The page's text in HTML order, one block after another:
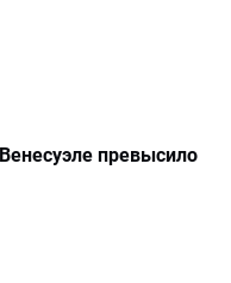
превысило